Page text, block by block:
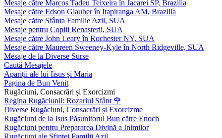
Mesaje către Marcos Tadeu Teixeira în Jacareí SP, Brazilia
Mesaje către Edson Glauber în Itapiranga AM, Brazilia
Mesaje către Sfânta Familie Azil, SUA
Mesaje pentru Copiii Renașterii, SUA
Mesaje către John Leary în Rochester NY, SUA
Mesaje către Maureen Sweeney-Kyle în North Ridgeville, SUA
Mesaje de la Diverse Surse
Caută Mesajele
Apariții ale lui Iisus și Maria
Pagina de Bun Venit
Rugăciuni, Consacrări și Exorcizmi
Regina Rugăciunii: Rozariul Sfânt 🌹
Diverse Rugăciuni, Consacrări și Exorcizme
Rugăciuni de la Isus Pășunitorul Bun către Enoch
Rugăciuni pentru Prepararea Divină a Inimilor
Rugăciuni ale Sfintei Familii Azil